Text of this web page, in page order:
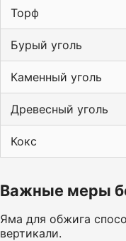
Торф
Бурый уголь
Каменный уголь
Древесный уголь
Кокс
Важные меры
Яма для обжига
вертикали.